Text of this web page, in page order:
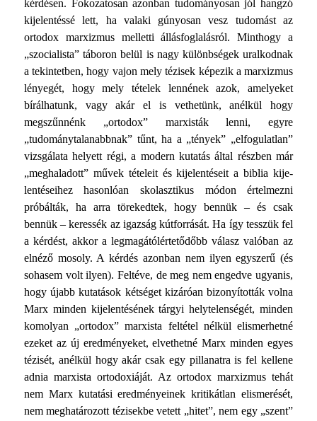
kérdésen. Foko­zatosan azonban tudományosan jól hangzó
kijelentéssé lett, ha valaki gúnyosan vesz tudomást az
ortodox marxizmus mel­letti állásfoglalásról. Minthogy a
„szocialista” táboron belül is nagy különbségek uralkodnak
a tekintetben, hogy vajon mely tézisek képezik a marxizmus
lényegét, hogy mely tételek len­nének azok, amelyeket
bírálhatunk, vagy akár el is vethetünk, anélkül hogy
megszűnnénk „ortodox” marxisták lenni, egyre
„tudománytalanabbnak” tűnt, ha a „tények” „elfogulatlan”
vizsgálata helyett régi, a modern kutatás által részben már
„meghaladott” művek tételeit és kijelentéseit a biblia kije­
lentéseihez hasonlóan skolasztikus módon értelmezni
próbál­ták, ha arra törekedtek, hogy bennük – és csak
bennük – ke­ressék az igazság kútforrását. Ha így tesszük fel
a kérdést, ak­kor a legmagátólértetődőbb válasz valóban az
elnéző mosoly. A kérdés azonban nem ilyen egyszerű (és
sohasem volt ilyen). Feltéve, de meg nem engedve ugyanis,
hogy újabb kutatások kétséget kizáróan bizonyították volna
Marx minden kijelen­tésének tárgyi helytelenségét, minden
komolyan „ortodox” marxista feltétel nélkül elismerhetné
ezeket az új eredménye­ket, elvethetné Marx minden egyes
tézisét, anélkül hogy akár csak egy pillanatra is fel kellene
adnia marxista ortodoxiáját. Az ortodox marxizmus tehát
nem Marx kutatási eredményei­nek kritikátlan elismerését,
nem meghatározott tézisekbe vetett „hitet”, nem egy „szent”